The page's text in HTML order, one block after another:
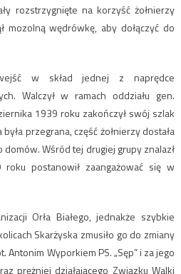
rozstrzygnięte na korzyść żołnierzy
mozolną wędrówkę, aby dołączyć do
w skład jednej z naprędce
Walczył w ramach oddziału gen.
1939 roku zakończył swój szlak
przegrana, część żołnierzy dostała
domów. Wśród tej drugiej grupy znalazł
postanowił zaangażować się w
Orła Białego, jednakże szybkie
Skarżyska zmusiło go do zmiany
Antonim Wyporkiem PS. „Sęp” i za jego
prężniej działającego Związku Walki